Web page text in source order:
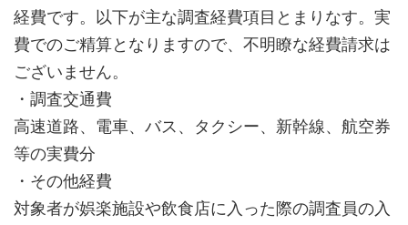
経費です。以下が主な調査経費項目とまりなす。実
費でのご精算となりますので、不明瞭な経費請求は
ございません。
・調査交通費
高速道路、電車、バス、タクシー、新幹線、航空券
等の実費分
・その他経費
対象者が娯楽施設や飲食店に入った際の調査員の入